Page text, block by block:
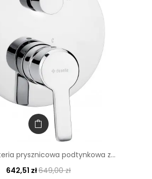
prysznicowa podtynkowa z...
642,51 zł649,00 zł